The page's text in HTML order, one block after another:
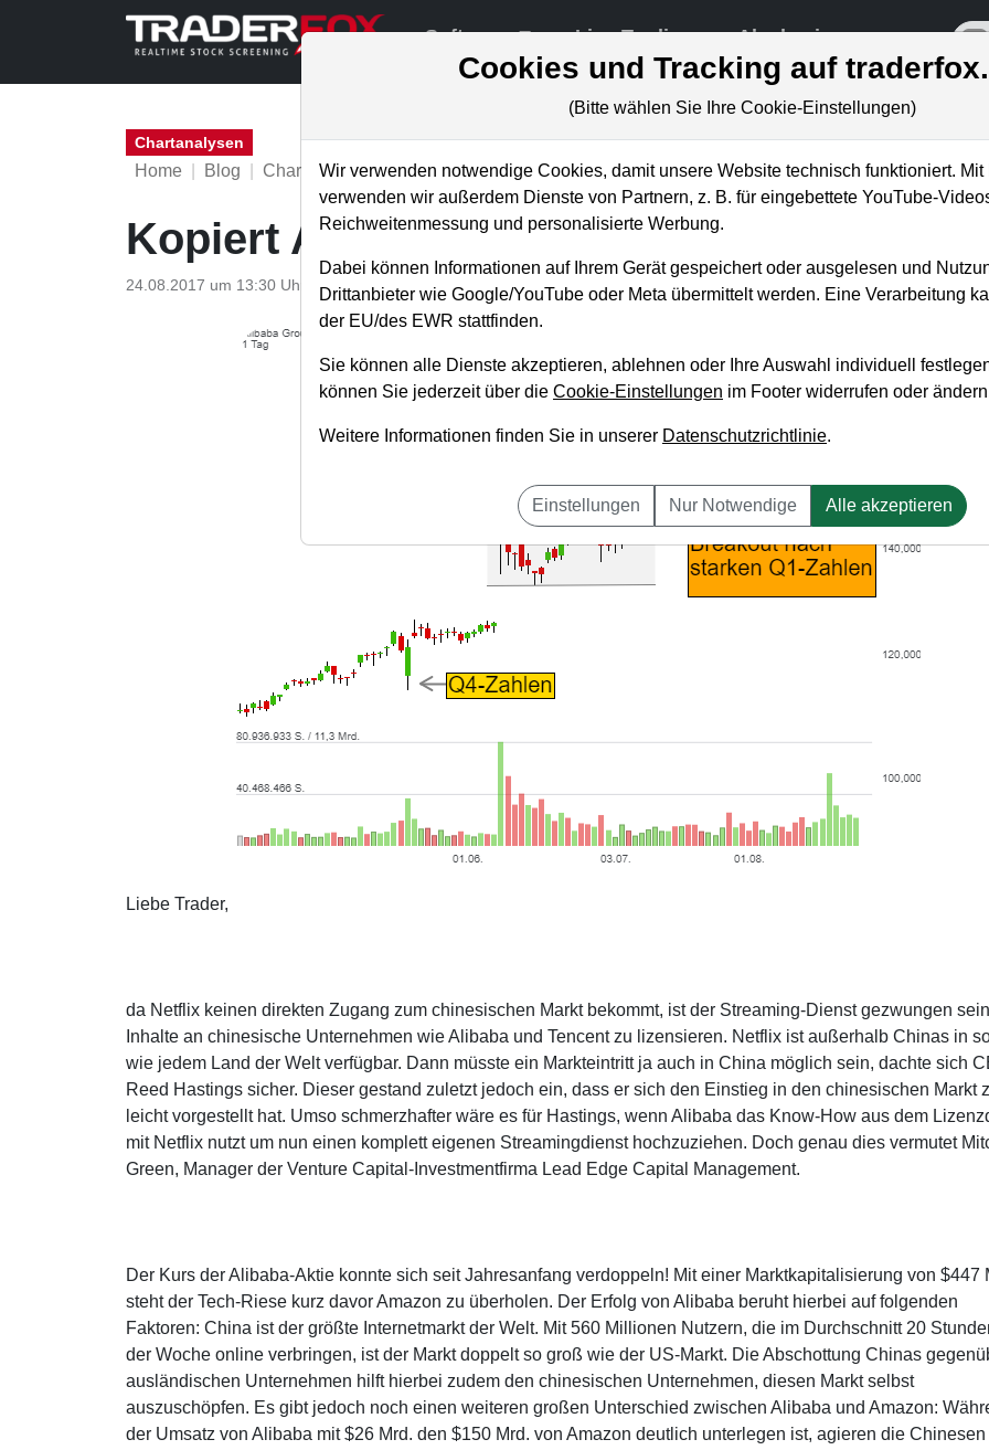
Software Live-Trading Akademie
Chartanalysen
Home Blog Chartanalysen
Kopiert Alibaba heimlich Netflix in China?
24.08.2017 um 13:30 Uhr T. Reich
Liebe Trader,
da Netflix keinen direkten Zugang zum chinesischen Markt bekommt, ist der Streaming-Dienst gezwungen
Inhalte an chinesische Unternehmen wie Alibaba und Tencent zu lizensieren. Netflix ist außerhalb Chinas in
wie jedem Land der Welt verfügbar. Dann müsste ein Markteintritt ja auch in China möglich sein, dachte sich
Reed Hastings sicher. Dieser gestand zuletzt jedoch ein, dass er sich den Einstieg in den chinesischen Markt
leicht vorgestellt hat. Umso schmerzhafter wäre es für Hastings, wenn Alibaba das Know-How aus dem
mit Netflix nutzt um nun einen komplett eigenen Streamingdienst hochzuziehen. Doch genau dies vermutet
Green, Manager der Venture Capital-Investmentfirma Lead Edge Capital Management.
Der Kurs der Alibaba-Aktie konnte sich seit Jahresanfang verdoppeln! Mit einer Marktkapitalisierung von $447
steht der Tech-Riese kurz davor Amazon zu überholen. Der Erfolg von Alibaba beruht hierbei auf folgenden
Faktoren: China ist der größte Internetmarkt der Welt. Mit 560 Millionen Nutzern, die im Durchschnitt 20
der Woche online verbringen, ist der Markt doppelt so groß wie der US-Markt. Die Abschottung Chinas
ausländischen Unternehmen hilft hierbei zudem den chinesischen Unternehmen, diesen Markt selbst
auszuschöpfen. Es gibt jedoch noch einen weiteren großen Unterschied zwischen Alibaba und Amazon:
der Umsatz von Alibaba mit $26 Mrd. den $150 Mrd. von Amazon deutlich unterlegen ist, agieren die Chinesen
Cookies und Tracking auf
(Bitte wählen Sie Ihre Cookie-Einstellungen)
Wir verwenden notwendige Cookies, damit unsere Website technisch funktioniert.
verwenden wir außerdem Dienste von Partnern, z. B. für eingebettete YouTube-
Reichweitenmessung und personalisierte Werbung.
Dabei können Informationen auf Ihrem Gerät gespeichert oder ausgelesen und
Drittanbieter wie Google/YouTube oder Meta übermittelt werden. Eine Verarbeitung
der EU/des EWR stattfinden.
Sie können alle Dienste akzeptieren, ablehnen oder Ihre Auswahl individuell
können Sie jederzeit über die Cookie-Einstellungen im Footer widerrufen oder
Weitere Informationen finden Sie in unserer Datenschutzrichtlinie.
Einstellungen Nur Notwendige Alle akzeptieren